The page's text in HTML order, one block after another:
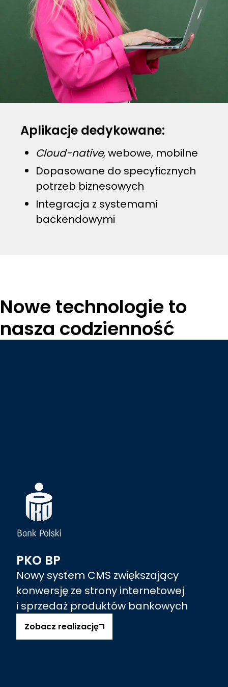
Aplikacje dedykowane:
Cloud-native, webowe, mobilne
Dopasowane do specyficznych
potrzeb biznesowych
Integracja z systemami
backendowymi
Nowe technologie to
nasza codzienność
PKO BP
Nowy system CMS zwiększający
konwersję ze strony internetowej
i sprzedaż produktów bankowych
Zobacz realizację